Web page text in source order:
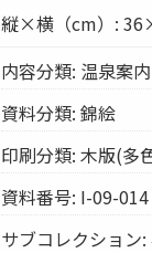
縦×横（cm）:
内容分類: 温泉案内
資料分類: 錦絵
印刷分類: 木版(多
資料番号: I-09-014
サブコレクション